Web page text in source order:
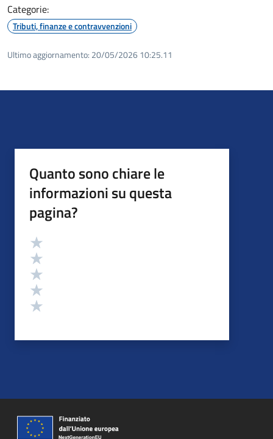
Categorie:
Tributi, finanze e contravvenzioni
Ultimo aggiornamento: 20/05/2026 10:25.11
Quanto sono chiare le
informazioni su questa
pagina?
Valutazione